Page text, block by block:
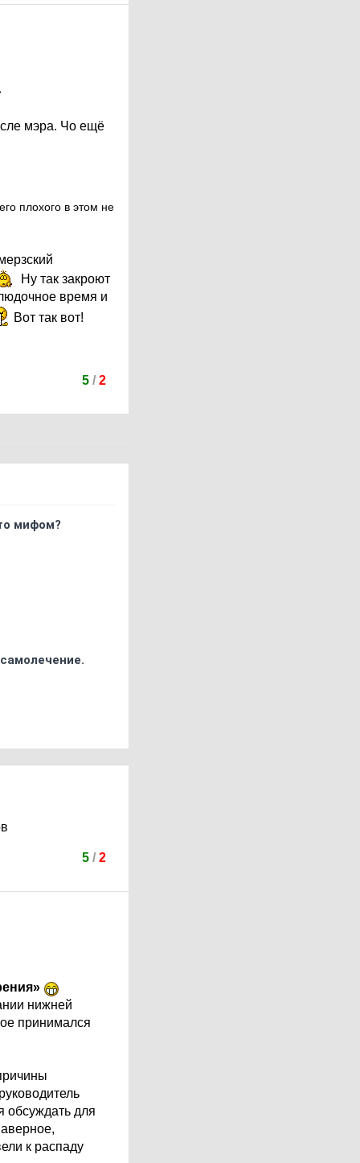
мэра. Чо ещё
плохого в этом не
Ну так закроют
время и
Вот так вот!
5/ 2
мифом?
5/ 2
нижней
принимался
обсуждать для
к распаду